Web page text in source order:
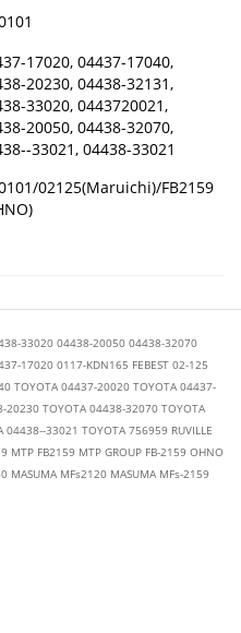
17020, 04437-17040,
20230, 04438-32131,
33020, 0443720021,
20050, 04438-32070,
33021, 04438-33021
02125(Maruichi)/FB2159
33020 04438-20050 04438-32070
17020 0117-KDN165 FEBEST 02-125
TOYOTA 04437-20020 TOYOTA 04437-
TOYOTA 04438-32070 TOYOTA
33021 TOYOTA 756959 RUVILLE
MTP FB2159 MTP GROUP FB-2159 OHNO
MASUMA MFs2120 MASUMA MFs-2159